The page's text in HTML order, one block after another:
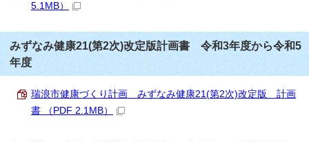
5.1MB）
みずなみ健康21(第2次)改定版計画書 令和3年度から令和5
年度
瑞浪市健康づくり計画 みずなみ健康21(第2次)改定版 計画
書 （PDF 2.1MB）